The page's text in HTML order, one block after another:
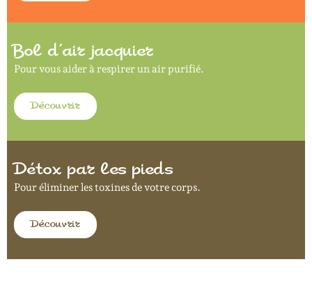
Bol d’air jacquier
Pour vous aider à respirer un air purifié.
Découvrir
Détox par les pieds
Pour éliminer les toxines de votre corps.
Découvrir